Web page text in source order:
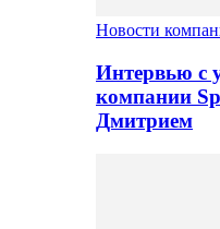
Новости
Интервью с
компании
Дмитрием